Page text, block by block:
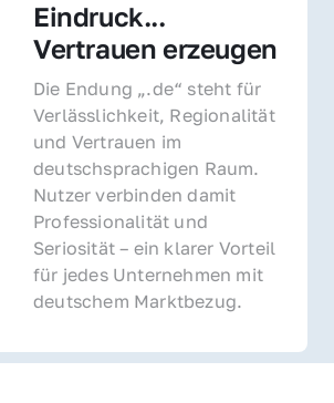
Eindruck...
Vertrauen erzeugen
Die Endung „.de“ steht für
Verlässlichkeit, Regionalität
und Vertrauen im
deutschsprachigen Raum.
Nutzer verbinden damit
Professionalität und
Seriosität – ein klarer Vorteil
für jedes Unternehmen mit
deutschem Marktbezug.